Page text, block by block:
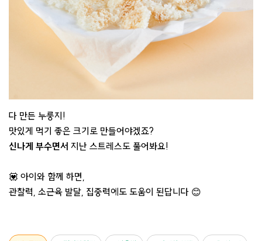
다 만든 누룽지!
맛있게 먹기 좋은 크기로 만들어야겠죠?
신나게 부수면서 지난 스트레스도 풀어봐요!
💟 아이와 함께 하면,
관찰력, 소근육 발달, 집중력에도 도움이 된답니다 😊